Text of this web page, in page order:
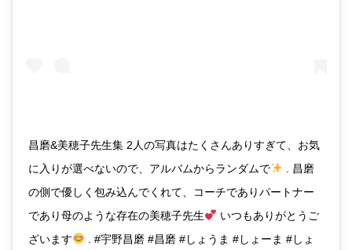
昌磨&美穂子先生集 2人の写真はたくさんありすぎて、お気
に入りが選べないので、アルバムからランダムで
. 昌磨
の側で優しく包み込んでくれて、コーチでありパートナー
であり母のような存在の美穂子先生
いつもありがとうご
ざいます
. #宇野昌磨 #昌磨 #しょうま #しょーま #しょ